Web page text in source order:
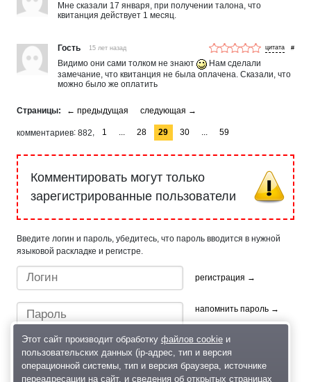
Мне сказали 17 января, при получении талона, что
квитанция действует 1 месяц.
Гость 15 лет назад #
Видимо они сами толком не знают
Нам сделали
замечание, что квитанция не была оплачена. Сказали, что
можно было же оплатить
комментариев 882 1 28 29 30 59
Комментировать могут только
зарегистрированные пользователи
Введите логин и пароль, убедитесь, что пароль вводится в нужной
языковой раскладке и регистре.
регистрация →
напомнить пароль →
Этот сайт производит обработку файлов cookieи
пользовательских данных (ip-адрес, тип и версия
операционной системы, тип и версия браузера, источнике
переадресации на сайт, и сведения об открытых страницах